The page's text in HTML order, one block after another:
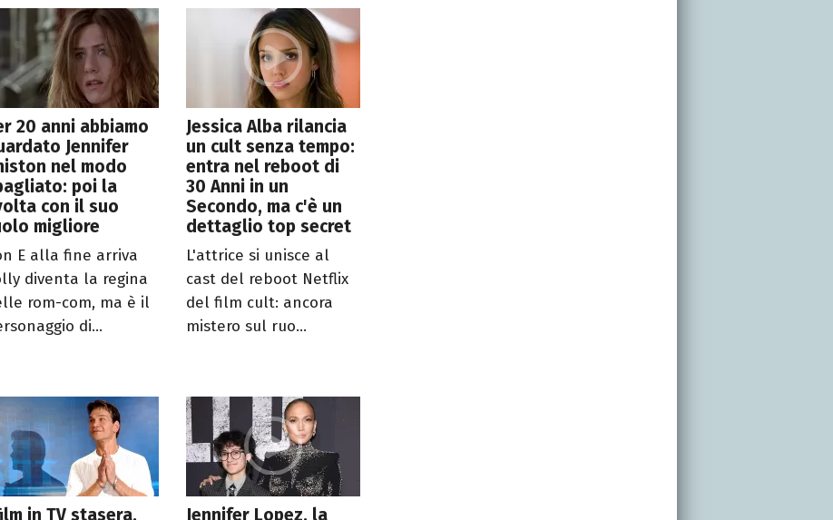
20 anni abbiamo
Jennifer
nel modo
poi la
con il suo
migliore
E alla fine arriva
diventa la regina
rom-com, ma è il
di...
Jessica Alba rilancia
un cult senza tempo:
entra nel reboot di
30 Anni in un
Secondo, ma c'è un
dettaglio top secret
L'attrice si unisce al
cast del reboot Netflix
del film cult: ancora
mistero sul ruo...
in TV stasera, Jennifer Lopez, la